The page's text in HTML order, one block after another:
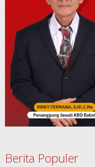
Berita Populer